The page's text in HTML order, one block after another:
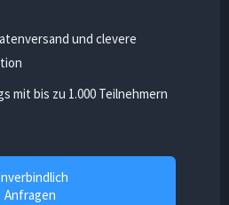
und clevere
mit bis zu 1.000 Teilnehmern
Anfragen